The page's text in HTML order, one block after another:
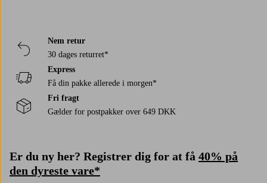
Nem retur
30 dages returret*
Express
Få din pakke allerede i morgen*
Fri fragt
Gælder for postpakker over 649 DKK
Er du ny her? Registrer dig for at få 40% på
den dyreste vare*